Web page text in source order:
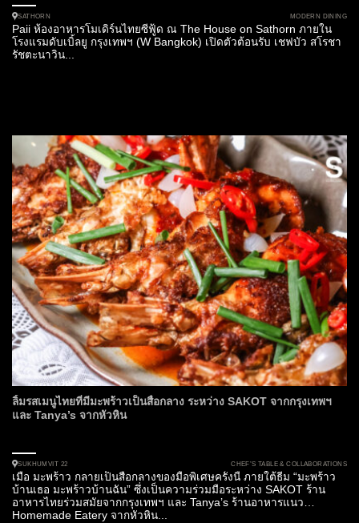
SATHORN MODERN DINING
Paii ห้องอาหารโมเดิร์นไทยซีฟู้ด ณ The House on Sathorn ภายใน
โรงแรมดับเบิ้ลยู กรุงเทพฯ (W Bangkok) เปิดตัวต้อนรับ เชฟบัว สโรชา
รัชตะนาวิน...
ลิ้มรสเมนูไทยที่มีมะพร้าวเป็นสื่อกลาง ระหว่าง SAKOT จากกรุงเทพฯ
และ Tanya’s จากหัวหิน
SUKHUMVIT 22 CHEF’S TABLE & COLLABORATIONS
เมื่อ มะพร้าว กลายเป็นสื่อกลางของมื้อพิเศษครั้งนี้ ภายใต้ธีม “มะพร้าว
บ้านเธอ มะพร้าวบ้านฉัน” ซึ่งเป็นความร่วมมือระหว่าง SAKOT ร้าน
อาหารไทยร่วมสมัยจากกรุงเทพฯ และ Tanya’s ร้านอาหารแนว
Homemade Eatery จากหัวหิน...